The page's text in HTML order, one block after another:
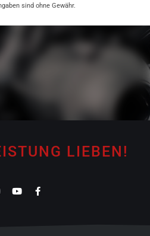
sind ohne Gewähr.
LIEBEN!